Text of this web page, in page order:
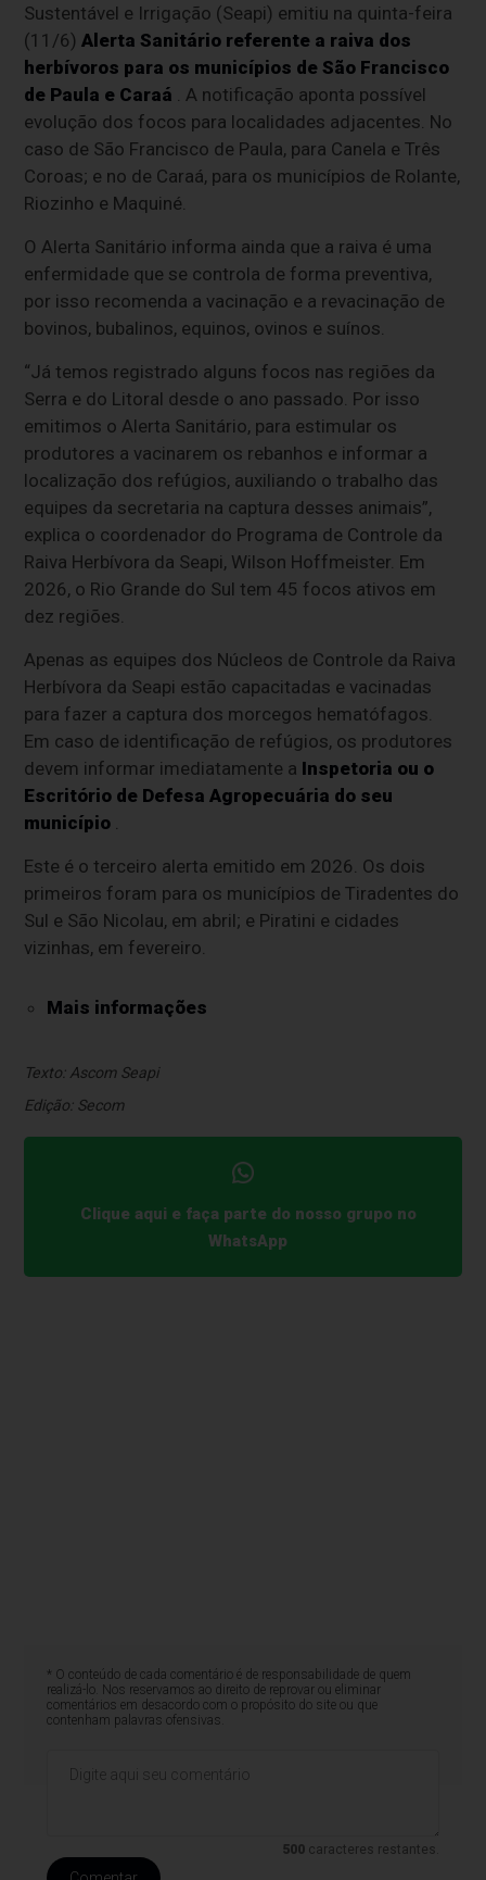
Sustentável e Irrigação (Seapi) emitiu na quinta-feira
(11/6)Alerta Sanitário referente a raiva dos
herbívoros para os municípios de São Francisco
de Paula e Caraá . A notificação aponta possível
evolução dos focos para localidades adjacentes. No
caso de São Francisco de Paula, para Canela e Três
Coroas; e no de Caraá, para os municípios de Rolante,
Riozinho e Maquiné.
O Alerta Sanitário informa ainda que a raiva é uma
enfermidade que se controla de forma preventiva,
por isso recomenda a vacinação e a revacinação de
bovinos, bubalinos, equinos, ovinos e suínos.
“Já temos registrado alguns focos nas regiões da
Serra e do Litoral desde o ano passado. Por isso
emitimos o Alerta Sanitário, para estimular os
produtores a vacinarem os rebanhos e informar a
localização dos refúgios, auxiliando o trabalho das
equipes da secretaria na captura desses animais”,
explica o coordenador do Programa de Controle da
Raiva Herbívora da Seapi, Wilson Hoffmeister. Em
2026, o Rio Grande do Sul tem 45 focos ativos em
dez regiões.
Apenas as equipes dos Núcleos de Controle da Raiva
Herbívora da Seapi estão capacitadas e vacinadas
para fazer a captura dos morcegos hematófagos.
Em caso de identificação de refúgios, os produtores
devem informar imediatamente a Inspetoria ou o
Escritório de Defesa Agropecuária do seu
município
Este é o terceiro alerta emitido em 2026. Os dois
primeiros foram para os municípios de Tiradentes do
Sul e São Nicolau, em abril; e Piratini e cidades
vizinhas, em fevereiro.
Mais informações
Texto: Ascom Seapi
Edição: Secom
Clique aqui e faça parte do nosso grupo no
WhatsApp
* O conteúdo de cada comentário é de responsabilidade de quem
realizá-lo. Nos reservamos ao direito de reprovar ou eliminar
comentários em desacordo com o propósito do site ou que
contenham palavras ofensivas.
500 caracteres restantes.